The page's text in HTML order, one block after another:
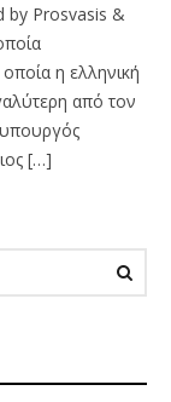
by Prosvasis &
η ελληνική
από τον
[…]